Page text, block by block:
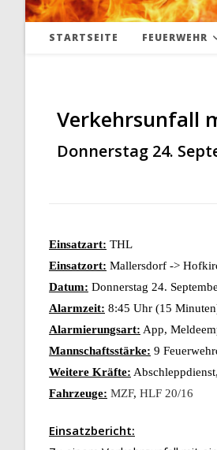
STARTSEITE FEUERWEHR
Verkehrsunfall
Donnerstag 24.
Einsatzart: THL
Einsatzort: Mallersdorf ->
Datum: Donnerstag 24.
Alarmzeit: 8:45 Uhr (15
Alarmierungsart: App,
Mannschaftsstärke: 9
Weitere Kräfte:
Fahrzeuge: MZF, HLF 20/16
Einsatzbericht: